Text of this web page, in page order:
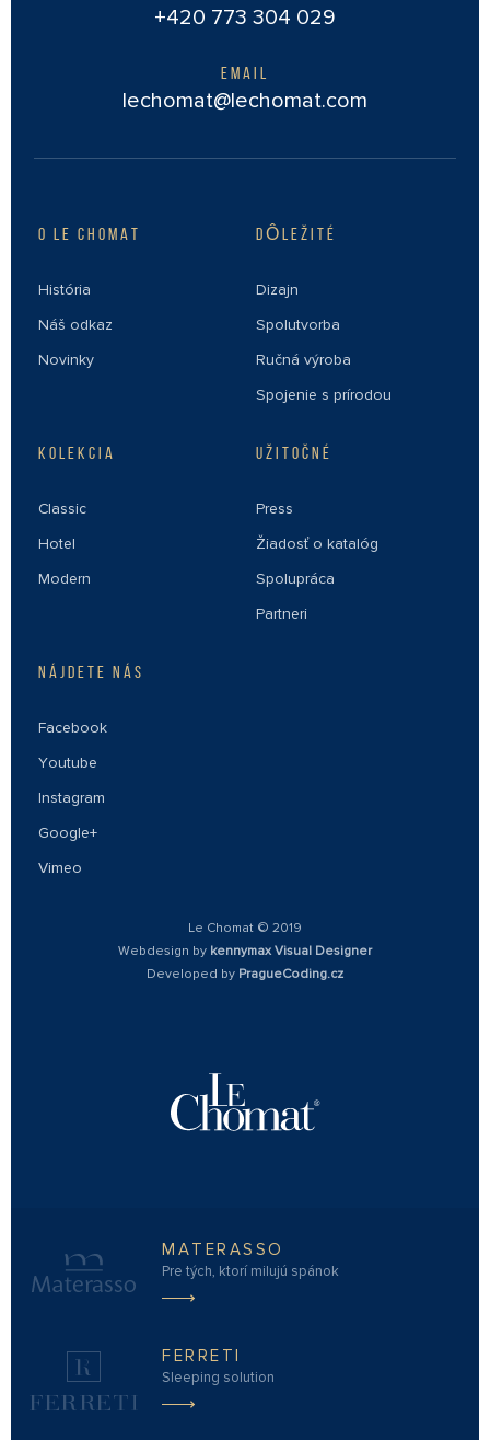
+420 773 304 029
EMAIL
lechomat@lechomat.com
O LE CHOMAT
História
Náš odkaz
Novinky
DÔLEŽITÉ
Dizajn
Spolutvorba
Ručná výroba
Spojenie s prírodou
KOLEKCIA
Classic
Hotel
Modern
UŽITOČNÉ
Press
Žiadosť o katalóg
Spolupráca
Partneri
NÁJDETE NÁS
Facebook
Youtube
Instagram
Google+
Vimeo
Le Chomat © 2019
Webdesign by kennymax Visual Designer
Developed by PragueCoding.cz
MATERASSO
Pre tých, ktorí milujú spánok
FERRETI
Sleeping solution